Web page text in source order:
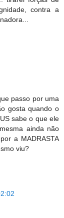
contra a
passo por uma
gosta quando o
sabe o que ele
ainda não
a MADRASTA
viu?